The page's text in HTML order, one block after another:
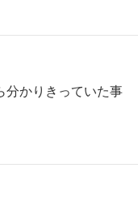
分かりきっていた事